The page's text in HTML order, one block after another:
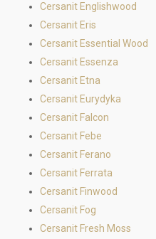
Cersanit Englishwood
Cersanit Eris
Cersanit Essential Wood
Cersanit Essenza
Cersanit Etna
Cersanit Eurydyka
Cersanit Falcon
Cersanit Febe
Cersanit Ferano
Cersanit Ferrata
Cersanit Finwood
Cersanit Fog
Cersanit Fresh Moss